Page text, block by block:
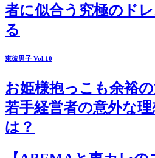
者に似合う究極のド
る
東彼男子 Vol.10
お姫様抱っこも余裕
若手経営者の意外な
は？